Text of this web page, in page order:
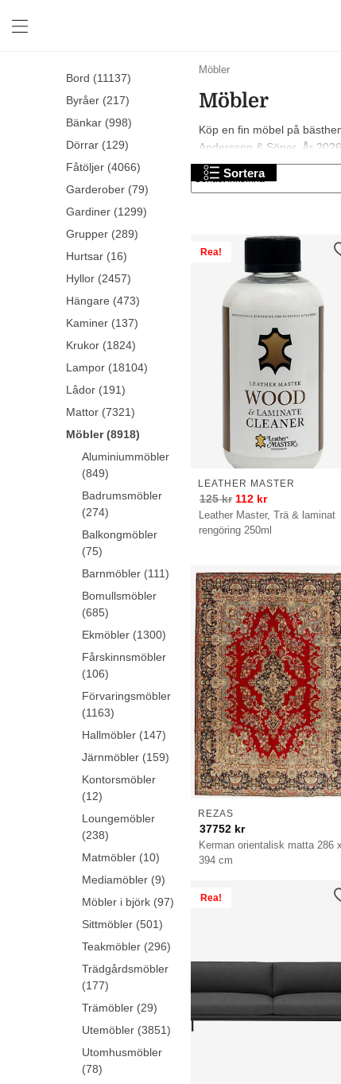
Gråa
Vita
möbler
Beiga
möbler
möbler
Beslag
möbler
Torkelson
möbler
Leander
möbler
VidaXL
Oscarssons
Ethnicraft
möbler
Venture
Home
Kave
Home
möbler
FERM
LIVING
möbler
UMAGE
möbler
Hillerstorp
möbler
Möbler
Möbler
Köp en fin möbel på
Andersson & Söner. År
Sortera
Rea!
Leather Master, Trä & laminat
rengöring 250ml
LEATHER MASTER
125kr 112 kr
Kerman orientalisk matta 286 x
394 cm
REZAS
37752 kr
Rea!
Bord (11137)
Byråer (217)
Bänkar (998)
Dörrar (129)
Fåtöljer (4066)
Garderober (79)
Gardiner (1299)
Grupper (289)
Hurtsar (16)
Hyllor (2457)
Hängare (473)
Kaminer (137)
Krukor (1824)
Lampor (18104)
Lådor (191)
Mattor (7321)
Möbler (8918)
Aluminiummöbler
(849)
Badrumsmöbler
(274)
Balkongmöbler
(75)
Barnmöbler (111)
Bomullsmöbler
(685)
Ekmöbler (1300)
Fårskinnsmöbler
(106)
Förvaringsmöbler
(1163)
Hallmöbler (147)
Järnmöbler (159)
Kontorsmöbler
(12)
Loungemöbler
(238)
Matmöbler (10)
Mediamöbler (9)
Möbler i björk (97)
Sittmöbler (501)
Teakmöbler (296)
Trädgårdsmöbler
(177)
Trämöbler (29)
Utemöbler (3851)
Utomhusmöbler
(78)